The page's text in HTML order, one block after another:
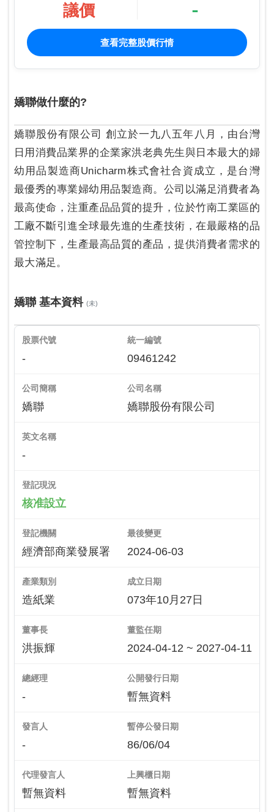
議價 -
查看完整股價行情
嬌聯做什麼的?
嬌聯股份有限公司 創立於一九八五年八月，由台灣
日用消費品業界的企業家洪老典先生與日本最大的婦
幼用品製造商Unicharm株式會社合資成立，是台灣
最優秀的專業婦幼用品製造商。公司以滿足消費者為
最高使命，注重產品品質的提升，位於竹南工業區的
工廠不斷引進全球最先進的生產技術，在最嚴格的品
管控制下，生產最高品質的產品，提供消費者需求的
最大滿足。
嬌聯 基本資料 (未)
股票代號
-
統一編號
09461242
公司簡稱
嬌聯
公司名稱
嬌聯股份有限公司
英文名稱
-
登記現況
核准設立
登記機關
經濟部商業發展署
最後變更
2024-06-03
產業類別
造紙業
成立日期
073年10月27日
董事長
洪振輝
董監任期
2024-04-12 ~ 2027-04-11
總經理
-
公開發行日期
暫無資料
發言人
-
暫停公發日期
86/06/04
代理發言人
暫無資料
上興櫃日期
暫無資料